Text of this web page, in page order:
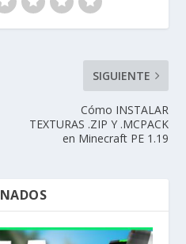
SIGUIENTE
Cómo INSTALAR
TEXTURAS .ZIP Y .MCPACK
en Minecraft PE 1.19